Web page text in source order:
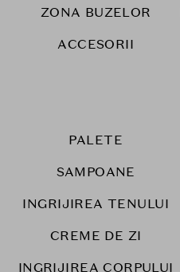
ZONA BUZELOR
ACCESORII
PALETE
SAMPOANE
INGRIJIREA TENULUI
CREME DE ZI
INGRIJIREA CORPULUI